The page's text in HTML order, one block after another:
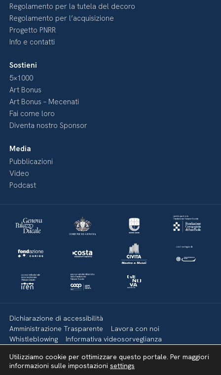
Regolamento per la tutela del decoro
Regolamento per l’acquisizione
Progetto PNRR
Info e contatti
Sostieni
5×1000
Art Bonus
Art Bonus – Mecenati
Fai come loro
Diventa nostro Sponsor
Media
Pubblicazioni
Video
Podcast
Dichiarazione di accessibilità
Amministrazione Trasparente
Lavora con noi
Whistleblowing
Informativa videosorveglianza
Mappa del sito
Utilizziamo cookie per ottimizzare questo portale. Per maggiori
informazioni sulle impostazioni settings